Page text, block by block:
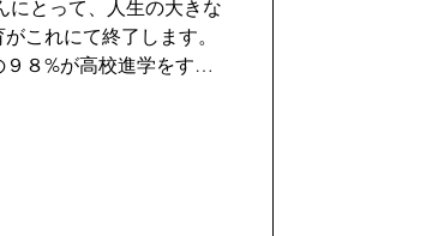
これにて終了します。
８%が高校進学をする